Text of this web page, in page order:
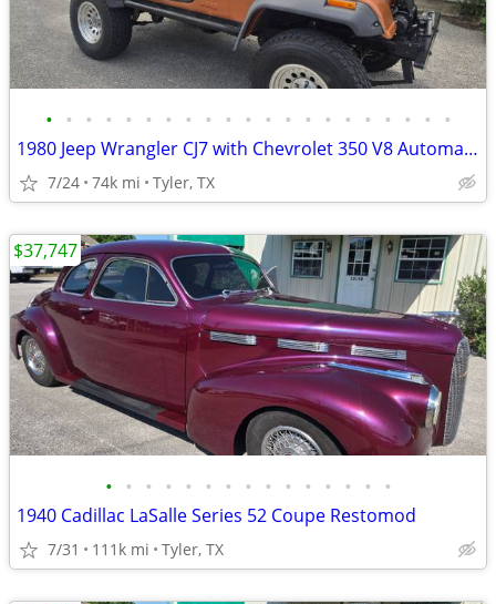
• • • • • • • • • • • • • • • • • • • • •
1980 Jeep Wrangler CJ7 with Chevrolet 350 V8 Automatic
7/24 74k mi Tyler, TX
• • • • • • • • • • • • • • •
1940 Cadillac LaSalle Series 52 Coupe Restomod
7/31 111k mi Tyler, TX
$37,747